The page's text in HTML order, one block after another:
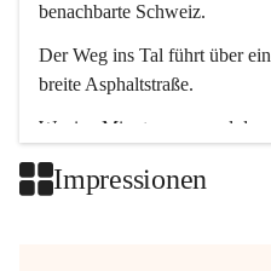
benachbarte Schweiz.
Der Weg ins Tal führt über
breite Asphaltstraße.
Wenige Minuten nur, und das
Impressionen